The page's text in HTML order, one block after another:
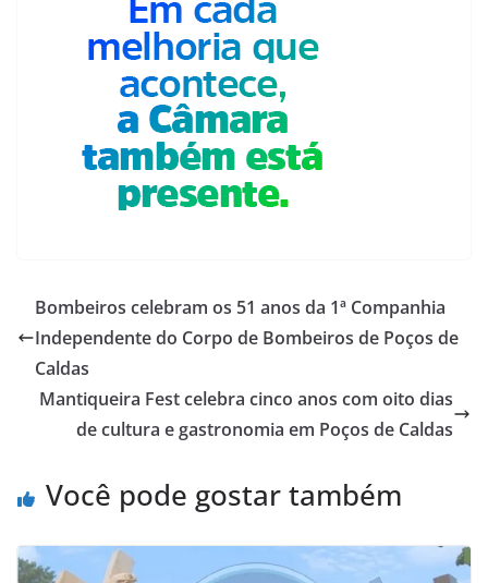
Bombeiros celebram os 51 anos da 1ª Companhia
Independente do Corpo de Bombeiros de Poços de
Caldas
Mantiqueira Fest celebra cinco anos com oito dias
de cultura e gastronomia em Poços de Caldas
Você pode gostar também